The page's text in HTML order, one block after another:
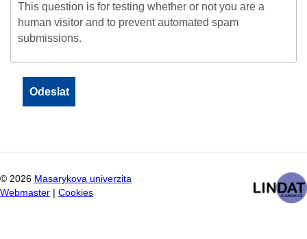
This question is for testing whether or not you are a
human visitor and to prevent automated spam
submissions.
© 2026 Masarykova univerzita
Webmaster
Cookies